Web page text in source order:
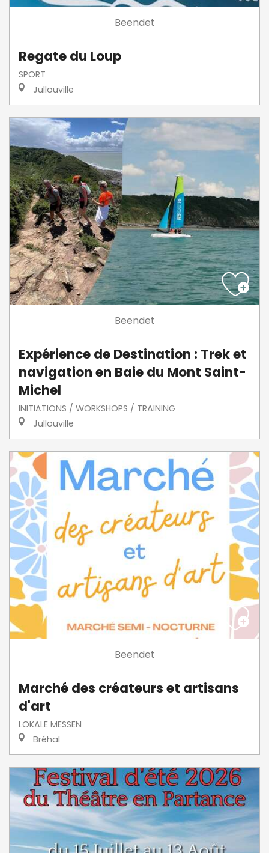
Beendet
Regate du Loup
SPORT
Jullouville
Beendet
Expérience de Destination : Trek et
navigation en Baie du Mont Saint-
Michel
INITIATIONS / WORKSHOPS / TRAINING
Jullouville
Beendet
Marché des créateurs et artisans
d'art
LOKALE MESSEN
Bréhal